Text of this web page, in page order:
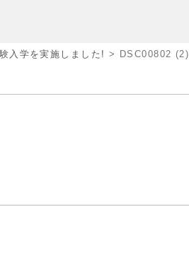
入学を実施しました! > DSC00802 (2)